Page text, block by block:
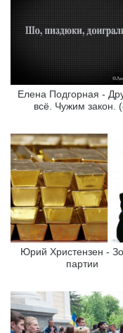
Елена Подгорная -
всё. Чужим закон.
Юрий Христензен -
партии